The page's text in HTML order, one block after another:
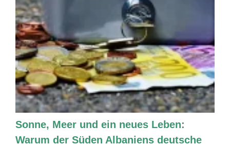
Sonne, Meer und ein neues Leben:
Warum der Süden Albaniens deutsche